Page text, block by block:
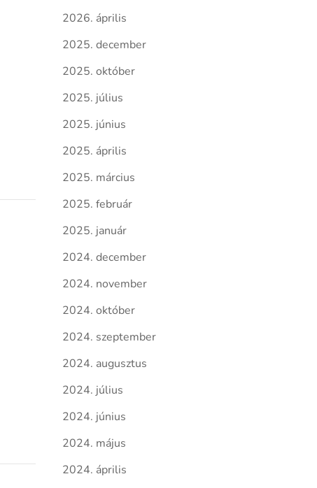
2026. április
2025. december
2025. október
2025. július
2025. június
2025. április
2025. március
2025. február
2025. január
2024. december
2024. november
2024. október
2024. szeptember
2024. augusztus
2024. július
2024. június
2024. május
2024. április